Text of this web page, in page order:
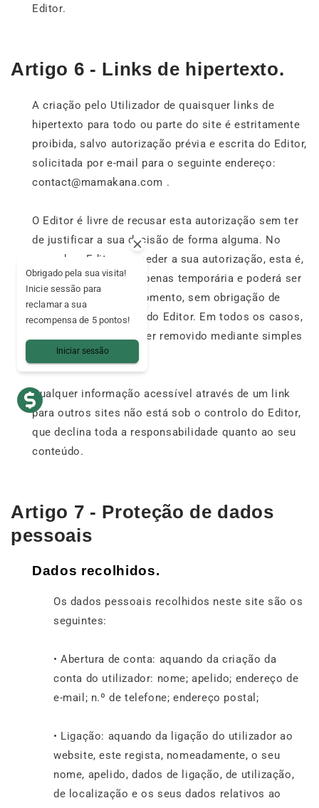
Editor.
Artigo 6 - Links de hipertexto.
A criação pelo Utilizador de quaisquer links de
hipertexto para todo ou parte do site é estritamente
proibida, salvo autorização prévia e escrita do Editor,
solicitada por e-mail para o seguinte endereço:
contact@mamakana.com .
O Editor é livre de recusar esta autorização sem ter
de justificar a sua decisão de forma alguma. No
caso de o Editor conceder a sua autorização, esta é,
em todos os casos, apenas temporária e poderá ser
retirada a qualquer momento, sem obrigação de
justificação por parte do Editor. Em todos os casos,
qualquer link deverá ser removido mediante simples
pedido do Editor.
Qualquer informação acessível através de um link
para outros sites não está sob o controlo do Editor,
que declina toda a responsabilidade quanto ao seu
conteúdo.
Artigo 7 - Proteção de dados
pessoais
Dados recolhidos.
Os dados pessoais recolhidos neste site são os
seguintes:
• Abertura de conta: aquando da criação da
conta do utilizador: nome; apelido; endereço de
e-mail; n.º de telefone; endereço postal;
• Ligação: aquando da ligação do utilizador ao
website, este regista, nomeadamente, o seu
nome, apelido, dados de ligação, de utilização,
de localização e os seus dados relativos ao
Obrigado pela sua visita!
Inicie sessão para
reclamar a sua
recompensa de 5 pontos!
Iniciar sessão